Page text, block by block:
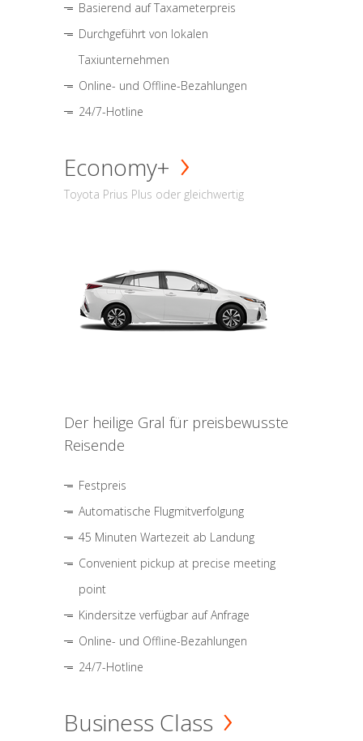
Basierend auf Taxameterpreis
Durchgeführt von lokalen
Taxiunternehmen
Online- und Offline-Bezahlungen
24/7-Hotline
Economy+
Toyota Prius Plus oder gleichwertig
Der heilige Gral für preisbewusste
Reisende
Festpreis
Automatische Flugmitverfolgung
45 Minuten Wartezeit ab Landung
Convenient pickup at precise meeting
point
Kindersitze verfügbar auf Anfrage
Online- und Offline-Bezahlungen
24/7-Hotline
Business Class